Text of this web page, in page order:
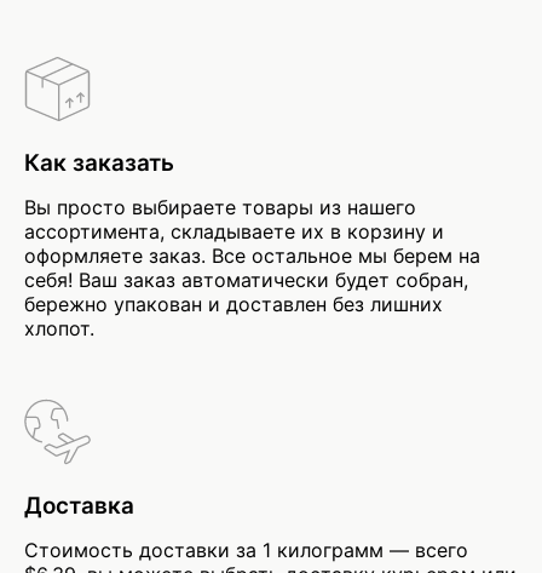
Как заказать
Вы просто выбираете товары из нашего
ассортимента, складываете их в корзину и
оформляете заказ. Все остальное мы берем на
себя! Ваш заказ автоматически будет собран,
бережно упакован и доставлен без лишних
хлопот.
Доставка
Стоимость доставки за 1 килограмм — всего